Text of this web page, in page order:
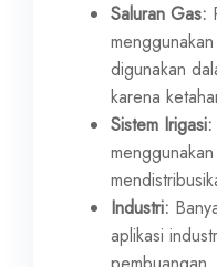
Saluran Gas:
digunakan
karena
Sistem Irigasi:
Industri:
aplikasi